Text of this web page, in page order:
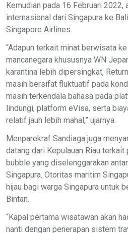
Kemudian pada 16 Februari 2022,
internasional dari Singapura ke
Singapore Airlines.
“Adapun terkait minat berwisata
mancanegara khususnya WN
karantina lebih dipersingkat,
masih bersifat fluktuatif pada
masih terkendala bahasa pada
lindungi, platform eVisa, serta
relatif jauh lebih mahal,” ujarnya.
Menparekraf Sandiaga juga
datang dari Kepulauan Riau
bubble yang diselenggarakan
Singapura. Otoritas maritim
hijau bagi warga Singapura untuk
Bintan.
“Kapal pertama wisatawan akan
nanti dengan penerapan sistem